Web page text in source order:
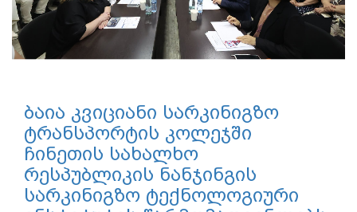
ბაია კვიციანი სარკინიგზო
ტრანსპორტის კოლეჯში
ჩინეთის სახალხო
რესპუბლიკის ნანჯინგის
სარკინიგზო ტექნოლოგიური